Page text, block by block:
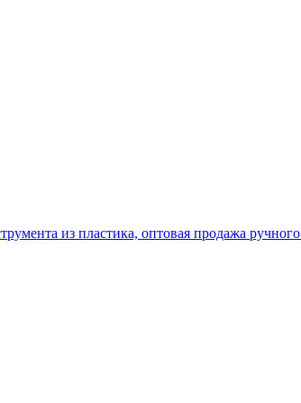
из пластика, оптовая продажа